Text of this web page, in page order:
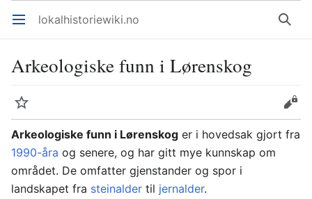
Åpne hovedmenyen lokalhistoriewiki.no Søk
Arkeologiske funn i Lørenskog
Overvåk
Rediger
Arkeologiske funn i Lørenskog er i hovedsak gjort fra
1990-åra og senere, og har gitt mye kunnskap om
området. De omfatter gjenstander og spor i
landskapet fra steinalder til jernalder.